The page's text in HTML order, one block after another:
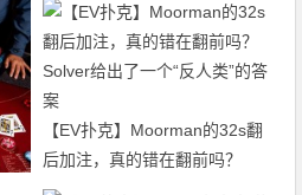
【EV扑克】Moorman的32s翻
后加注，真的错在翻前吗？
Solver给出了一个“反人类”的答